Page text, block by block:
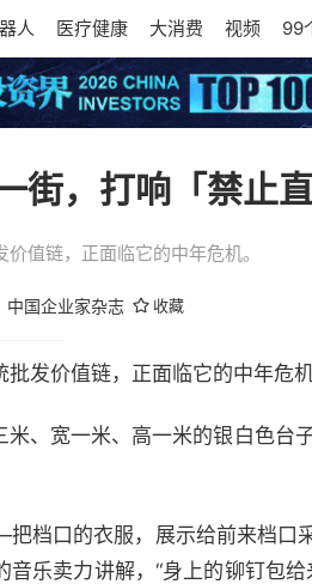
人 医疗健康 大消费 视频 99
街，打响「禁止直
值链，正面临它的中年危机。
中国企业家杂志 收藏
发价值链，正面临它的中年危机
米、宽一米、高一米的银白色
档口的衣服，展示给前来档口
乐卖力讲解，“身上的铆钉包